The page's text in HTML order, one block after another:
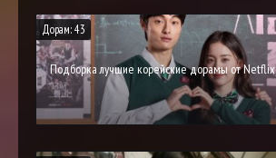
Дорам: 43
Подборка лучшие корейские дорамы от Netflix